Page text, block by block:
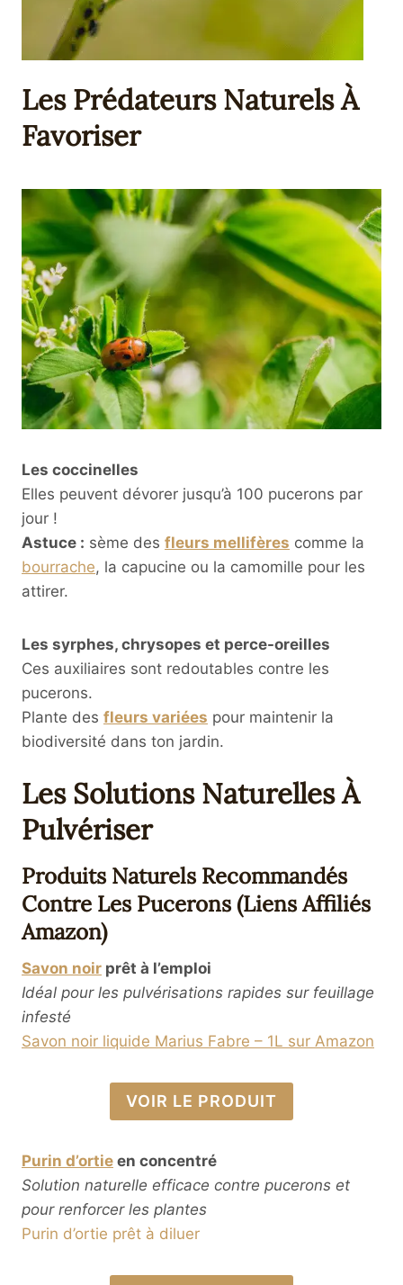
Les Prédateurs Naturels À
Favoriser
Les coccinelles
Elles peuvent dévorer jusqu’à 100 pucerons par
jour !
Astuce : sème des fleurs mellifères comme la
bourrache, la capucine ou la camomille pour les
attirer.
Les syrphes, chrysopes et perce-oreilles
Ces auxiliaires sont redoutables contre les
pucerons.
Plante des fleurs variées pour maintenir la
biodiversité dans ton jardin.
Les Solutions Naturelles À
Pulvériser
Produits Naturels Recommandés
Contre Les Pucerons (liens Affiliés
Amazon)
Savon noir prêt à l’emploi
Idéal pour les pulvérisations rapides sur feuillage
infesté
Savon noir liquide Marius Fabre – 1L sur Amazon
VOIR LE PRODUIT
Purin d’ortie en concentré
Solution naturelle efficace contre pucerons et
pour renforcer les plantes
Purin d’ortie prêt à diluer